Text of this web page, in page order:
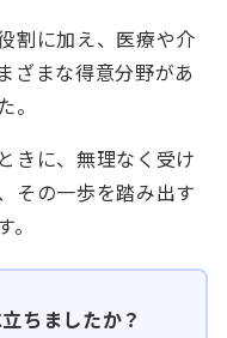
割に加え、医療や介
ざまな得意分野があ
。
きに、無理なく受け
その一歩を踏み出す
。
ちましたか？